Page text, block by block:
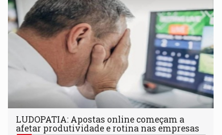
LUDOPATIA: Apostas online começam a
afetar produtividade e rotina nas empresas